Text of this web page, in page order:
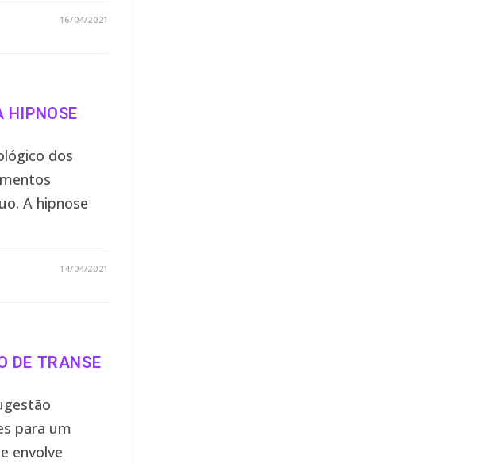
16/04/2021
HIPNOSE
dos
A hipnose
14/04/2021
DE TRANSE
para um
envolve